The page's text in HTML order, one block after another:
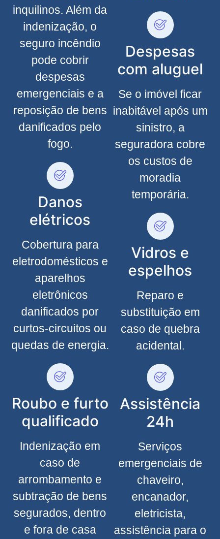
inquilinos. Além da
indenização, o
seguro incêndio
pode cobrir
despesas
emergenciais e a
reposição de bens
danificados pelo
fogo.
Danos
elétricos
Cobertura para
eletrodomésticos e
aparelhos
eletrônicos
danificados por
curtos-circuitos ou
quedas de energia.
Roubo e furto
qualificado
Indenização em
caso de
arrombamento e
subtração de bens
segurados, dentro
e fora de casa
Despesas
com aluguel
Se o imóvel ficar
inabitável após um
sinistro, a
seguradora cobre
os custos de
moradia
temporária.
Vidros e
espelhos
Reparo e
substituição em
caso de quebra
acidental.
Assistência
24h
Serviços
emergenciais de
chaveiro,
encanador,
eletricista,
assistência para o